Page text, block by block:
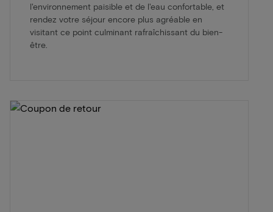
l'environnement paisible et de l'eau confortable, et
rendez votre séjour encore plus agréable en
visitant ce point culminant rafraîchissant du bien-
être.